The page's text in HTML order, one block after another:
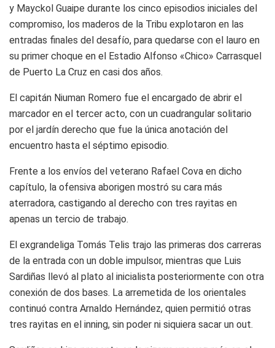
y Mayckol Guaipe durante los cinco episodios iniciales del
compromiso, los maderos de la Tribu explotaron en las
entradas finales del desafío, para quedarse con el lauro en
su primer choque en el Estadio Alfonso «Chico» Carrasquel
de Puerto La Cruz en casi dos años.
El capitán Niuman Romero fue el encargado de abrir el
marcador en el tercer acto, con un cuadrangular solitario
por el jardín derecho que fue la única anotación del
encuentro hasta el séptimo episodio.
Frente a los envíos del veterano Rafael Cova en dicho
capítulo, la ofensiva aborigen mostró su cara más
aterradora, castigando al derecho con tres rayitas en
apenas un tercio de trabajo.
El exgrandeliga Tomás Telis trajo las primeras dos carreras
de la entrada con un doble impulsor, mientras que Luis
Sardiñas llevó al plato al inicialista posteriormente con otra
conexión de dos bases. La arremetida de los orientales
continuó contra Arnaldo Hernández, quien permitió otras
tres rayitas en el inning, sin poder ni siquiera sacar un out.